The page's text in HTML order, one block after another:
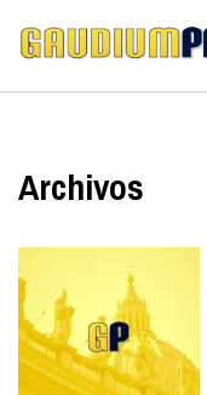
Archivos